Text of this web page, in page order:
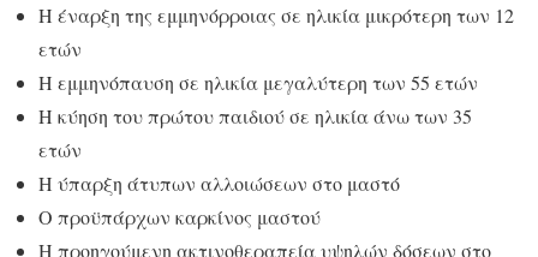
Η έναρξη της εμμηνόρροιας σε ηλικία μικρότερη των 12
ετών
Η εμμηνόπαυση σε ηλικία μεγαλύτερη των 55 ετών
Η κύηση του πρώτου παιδιού σε ηλικία άνω των 35
ετών
Η ύπαρξη άτυπων αλλοιώσεων στο μαστό
Ο προϋπάρχων καρκίνος μαστού
Η προηγούμενη ακτινοθεραπεία υψηλών δόσεων στο